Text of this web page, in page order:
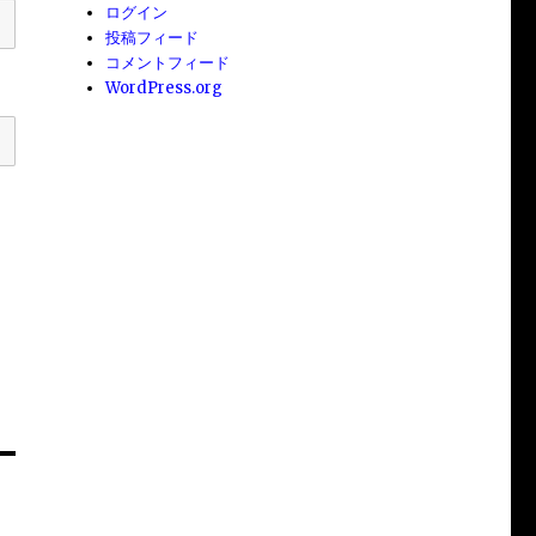
ログイン
投稿フィード
コメントフィード
WordPress.org